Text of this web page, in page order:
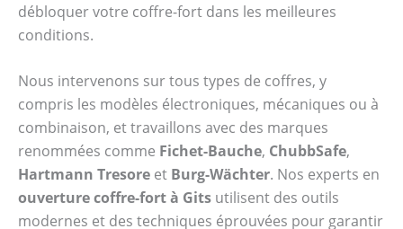
débloquer votre coffre-fort dans les meilleures
conditions.
Nous intervenons sur tous types de coffres, y
compris les modèles électroniques, mécaniques ou à
combinaison, et travaillons avec des marques
renommées comme Fichet-Bauche, ChubbSafe,
Hartmann Tresore et Burg-Wächter. Nos experts en
ouverture coffre-fort à Gits utilisent des outils
modernes et des techniques éprouvées pour garantir